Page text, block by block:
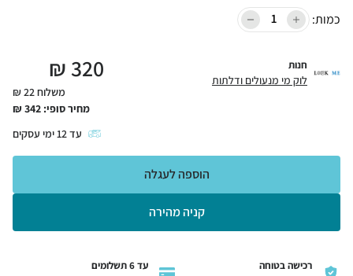
כמות:
חנות
לוק מי מנעולים ודלתות 320
₪
משלוח 22 ₪
מחיר סופי: 342
₪
עד 12 ימי עסקים
קניה מהירה
הוספה לעגלה
רכישה בטוחה
עד 6 תשלומים